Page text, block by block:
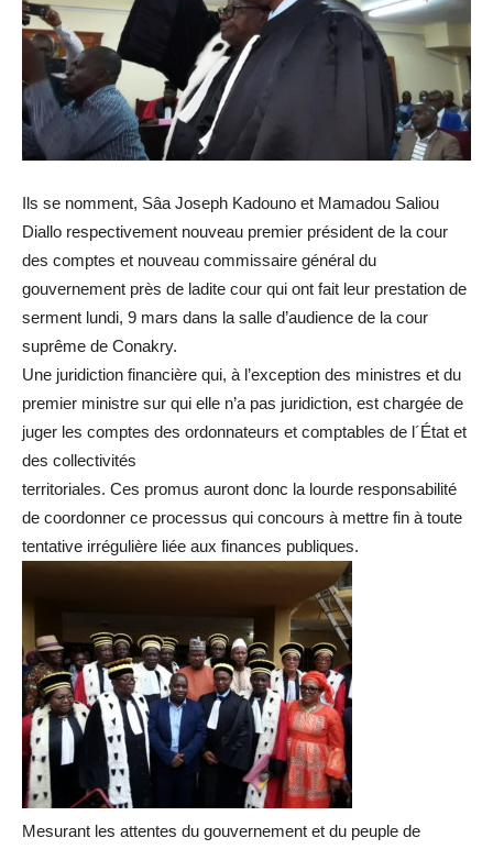
Ils se nomment, Sâa Joseph Kadouno et Mamadou Saliou
Diallo respectivement nouveau premier président de la cour
des comptes et nouveau commissaire général du
gouvernement près de ladite cour qui ont fait leur prestation de
serment lundi, 9 mars dans la salle d’audience de la cour
suprême de Conakry.
Une juridiction financière qui, à l’exception des ministres et du
premier ministre sur qui elle n’a pas juridiction, est chargée de
juger les comptes des ordonnateurs et comptables de l´État et
des collectivités
territoriales. Ces promus auront donc la lourde responsabilité
de coordonner ce processus qui concours à mettre fin à toute
tentative irrégulière liée aux finances publiques.
Mesurant les attentes du gouvernement et du peuple de